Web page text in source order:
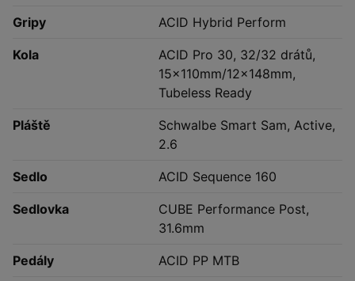
Gripy ACID Hybrid Perform
Kola
ACID Pro 30, 32/32 drátů,
15x110mm/12x148mm,
Tubeless Ready
Pláště
Schwalbe Smart Sam, Active,
2.6
Sedlo ACID Sequence 160
Sedlovka
CUBE Performance Post,
31.6mm
Pedály ACID PP MTB